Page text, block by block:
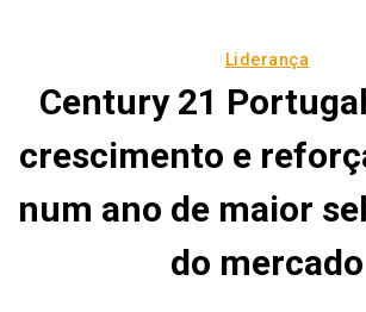
Liderança
Century 21
crescimento e
num ano de maior
do mercado